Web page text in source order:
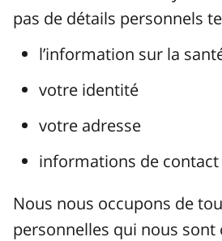
pas de détails personnels
l’information sur la
votre identité
votre adresse
informations de contact
Nous nous occupons de
personnelles qui nous